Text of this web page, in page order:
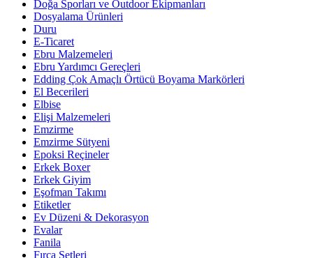
Doğa Sporları ve Outdoor Ekipmanları
Dosyalama Ürünleri
Duru
E-Ticaret
Ebru Malzemeleri
Ebru Yardımcı Gereçleri
Edding Çok Amaçlı Örtücü Boyama Markörleri
El Becerileri
Elbise
Elişi Malzemeleri
Emzirme
Emzirme Sütyeni
Epoksi Reçineler
Erkek Boxer
Erkek Giyim
Eşofman Takımı
Etiketler
Ev Düzeni & Dekorasyon
Evalar
Fanila
Fırça Setleri